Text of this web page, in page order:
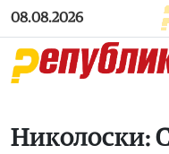
Skip to main content
08.08.2026
Николоски: